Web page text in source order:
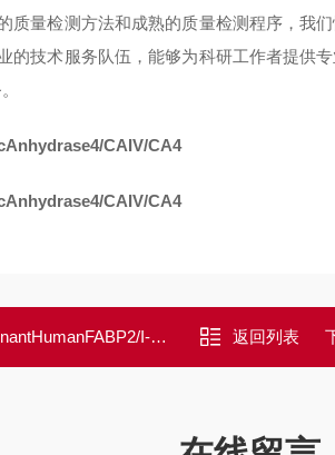
质量检测方法和成熟的质量检测程序，我
的技术服务队伍，能够为科研工作者提供
CAIV/CA4
CAIV/CA4
I-FABP 返回列表